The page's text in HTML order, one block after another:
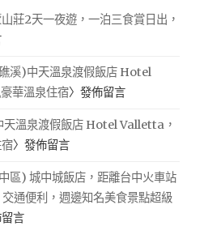
莊2天一夜遊，一泊三食賞日出，
溪)中天溫泉渡假飯店 Hotel
華溫泉住宿〉發佈留言
溫泉渡假飯店 Hotel Valletta，
〉發佈留言
區) 城中城飯店，距離台中火車站
通便利，週邊知名美食景點超級
言